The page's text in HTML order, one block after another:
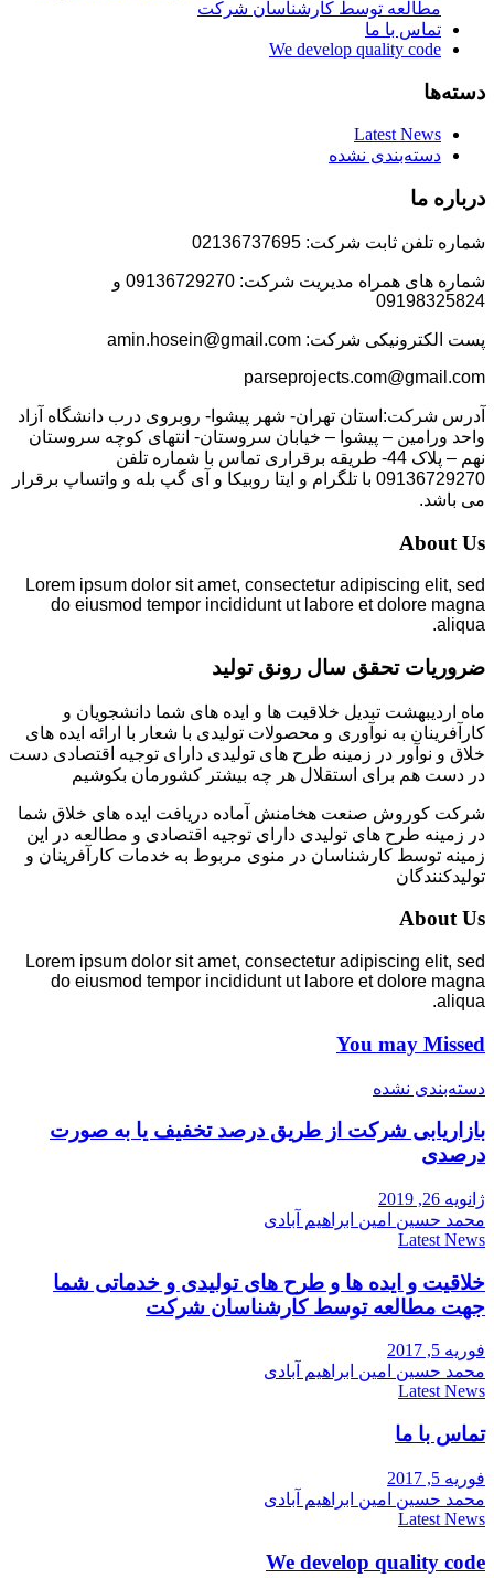
مطالعه توسط کارشناسان شرکت
تماس با ما
We develop quality code
دسته‌ها
Latest News
دسته‌بندی نشده
درباره ما
شماره تلفن ثابت شرکت: 02136737695
شماره های همراه مدیریت شرکت: 09136729270 و
09198325824
پست الکترونیکی شرکت: amin.hosein@gmail.com
parseprojects.com@gmail.com
آدرس شرکت:استان تهران- شهر پیشوا- روبروی درب دانشگاه آزاد
واحد ورامین – پیشوا – خیابان سروستان- انتهای کوچه سروستان
نهم – پلاک 44- طریقه برقراری تماس با شماره تلفن
09136729270 با تلگرام و ایتا روبیکا و آی گپ بله و واتساپ برقرار
می باشد.
About Us
Lorem ipsum dolor sit amet, consectetur adipiscing elit, sed
do eiusmod tempor incididunt ut labore et dolore magna
aliqua.
ضروریات تحقق سال رونق تولید
ماه اردیبهشت تبدیل خلاقیت ها و ایده های شما دانشجویان و
کارآفرینان به نوآوری و محصولات تولیدی با شعار با ارائه ایده های
خلاق و نوآور در زمینه طرح های تولیدی دارای توجیه اقتصادی دست
در دست هم برای استقلال هر چه بیشتر کشورمان بکوشیم
شرکت کوروش صنعت هخامنش آماده دریافت ایده های خلاق شما
در زمینه طرح های تولیدی دارای توجیه اقتصادی و مطالعه در این
زمینه توسط کارشناسان در منوی مربوط به خدمات کارآفرینان و
تولیدکنندگان
About Us
Lorem ipsum dolor sit amet, consectetur adipiscing elit, sed
do eiusmod tempor incididunt ut labore et dolore magna
aliqua.
You may Missed
دسته‌بندی نشده
بازاریابی شرکت از طریق درصد تخفیف یا به صورت
درصدی
ژانویه 26, 2019
محمد حسین امین ابراهیم آبادی
Latest News
خلاقیت و ایده ها و طرح های تولیدی و خدماتی شما
جهت مطالعه توسط کارشناسان شرکت
فوریه 5, 2017
محمد حسین امین ابراهیم آبادی
Latest News
تماس با ما
فوریه 5, 2017
محمد حسین امین ابراهیم آبادی
Latest News
We develop quality code